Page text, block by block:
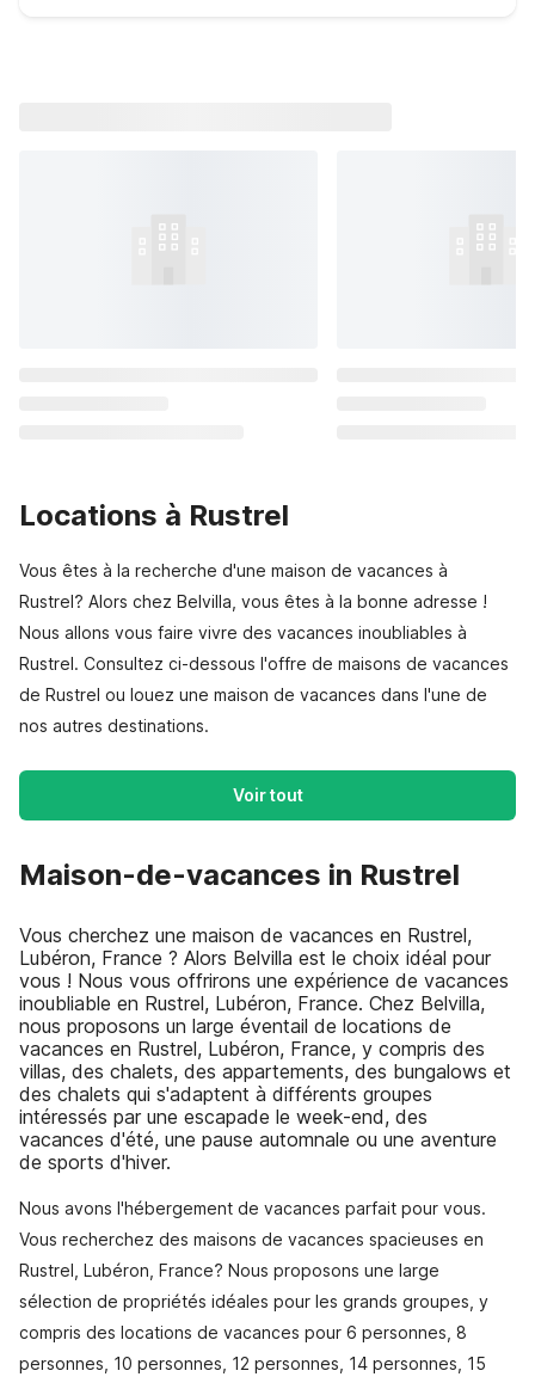
Locations à Rustrel
Vous êtes à la recherche d'une maison de vacances à
Rustrel? Alors chez Belvilla, vous êtes à la bonne adresse !
Nous allons vous faire vivre des vacances inoubliables à
Rustrel. Consultez ci-dessous l'offre de maisons de vacances
de Rustrel ou louez une maison de vacances dans l'une de
nos autres destinations.
Voir tout
Maison-de-vacances in Rustrel
Vous cherchez une maison de vacances en Rustrel,
Lubéron, France ? Alors Belvilla est le choix idéal pour
vous ! Nous vous offrirons une expérience de vacances
inoubliable en Rustrel, Lubéron, France. Chez Belvilla,
nous proposons un large éventail de locations de
vacances en Rustrel, Lubéron, France, y compris des
villas, des chalets, des appartements, des bungalows et
des chalets qui s'adaptent à différents groupes
intéressés par une escapade le week-end, des
vacances d'été, une pause automnale ou une aventure
de sports d'hiver.
Nous avons l'hébergement de vacances parfait pour vous.
Vous recherchez des maisons de vacances spacieuses en
Rustrel, Lubéron, France? Nous proposons une large
sélection de propriétés idéales pour les grands groupes, y
compris des locations de vacances pour 6 personnes, 8
personnes, 10 personnes, 12 personnes, 14 personnes, 15